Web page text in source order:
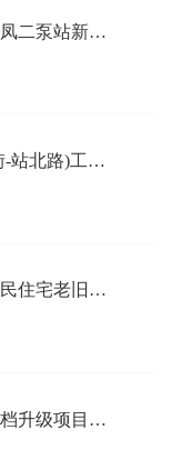
【评标结果公示】武汉市黄陂区青凤二泵站新建工程勘察设计第一标段公开招标评标结果公示
【中标结果公告】腾龙大道(庆云街-站北路)工程施工总承包
【中标结果公告】黄陂区非直管居民住宅老旧小区电力改造工程设计项目
【评标结果公示】黄陂区滨湖路提档升级项目第一标段公开招标